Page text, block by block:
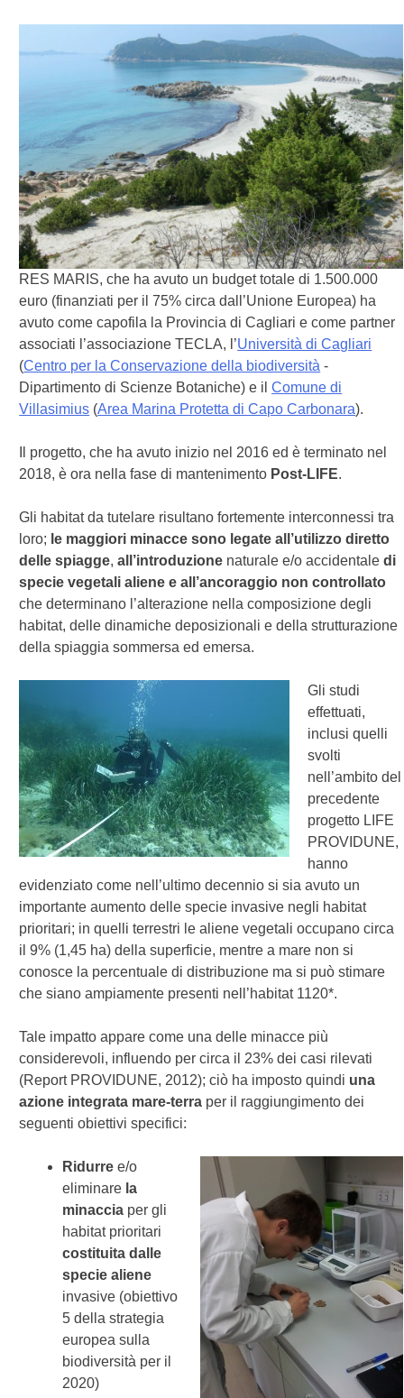
RES MARIS, che ha avuto un budget totale di 1.500.000
euro (finanziati per il 75% circa dall’Unione Europea) ha
avuto come capofila la Provincia di Cagliari e come partner
associati l’associazione TECLA, l’Università di Cagliari
(Centro per la Conservazione della biodiversità -
Dipartimento di Scienze Botaniche) e ilComune di
Villasimius (Area Marina Protetta di Capo Carbonara).
Il progetto, che ha avuto inizio nel 2016 ed è terminato nel
2018, è ora nella fase di mantenimento Post-LIFE.
Gli habitat da tutelare risultano fortemente interconnessi tra
loro; le maggiori minacce sono legate all’utilizzo diretto
delle spiagge,all’introduzione naturale e/o accidentaledi
specie vegetali aliene e all’ancoraggio non controllato
che determinano l’alterazione nella composizione degli
habitat, delle dinamiche deposizionali e della strutturazione
della spiaggia sommersa ed emersa.
Gli studi
effettuati,
inclusi quelli
svolti
nell’ambito del
precedente
progetto LIFE
PROVIDUNE,
hanno
evidenziato come nell’ultimo decennio si sia avuto un
importante aumento delle specie invasive negli habitat
prioritari; in quelli terrestri le aliene vegetali occupano circa
il 9% (1,45 ha) della superficie, mentre a mare non si
conosce la percentuale di distribuzione ma si può stimare
che siano ampiamente presenti nell’habitat 1120*.
Tale impatto appare come una delle minacce più
considerevoli, influendo per circa il 23% dei casi rilevati
(Report PROVIDUNE, 2012); ciò ha imposto quindi una
azione integrata mare-terra per il raggiungimento dei
seguenti obiettivi specifici:
Ridurre e/o
eliminare la
minaccia per gli
habitat prioritari
costituita dalle
specie aliene
invasive (obiettivo
5 della strategia
europea sulla
biodiversità per il
2020)